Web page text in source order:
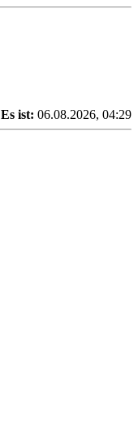
Es ist: 06.08.2026, 04:29